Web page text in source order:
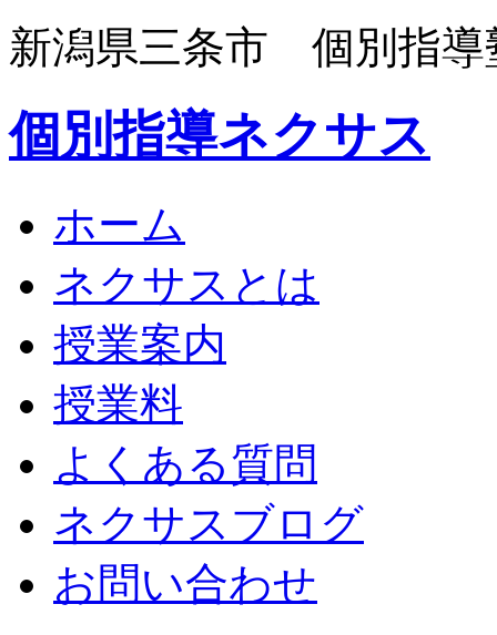
新潟県三条市 個別指導
個別指導ネクサス
ホーム
ネクサスとは
授業案内
授業料
よくある質問
ネクサスブログ
お問い合わせ